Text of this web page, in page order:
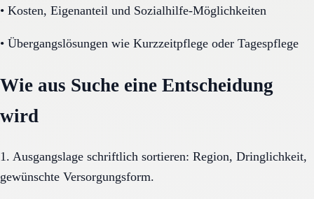
• Kosten, Eigenanteil und Sozialhilfe-Möglichkeiten
• Übergangslösungen wie Kurzzeitpflege oder Tagespflege
Wie aus Suche eine Entscheidung
wird
1. Ausgangslage schriftlich sortieren: Region, Dringlichkeit,
gewünschte Versorgungsform.